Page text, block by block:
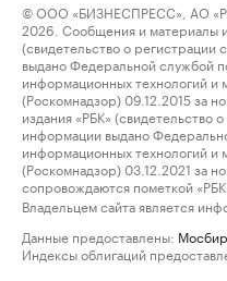
© ООО «БИЗНЕСПРЕСС», АО
2026. Сообщения и материалы
(свидетельство о
выдано Федеральной службой
информационных технологий и
(Роскомнадзор) 09.12.2015 за
издания «РБК» (свидетельство
информации выдано
информационных технологий и
(Роскомнадзор) 03.12.2021 за
сопровождаются пометкой
Владельцем сайта является
Данные предоставлены:
Индексы облигаций